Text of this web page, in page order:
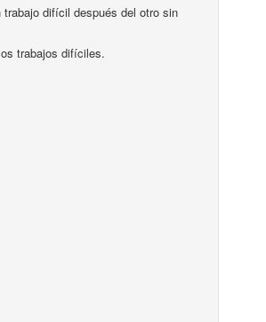
difícil después del otro sin
trabajos difíciles.